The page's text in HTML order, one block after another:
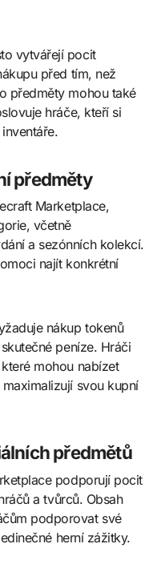
vytvářejí pocit
před tím, než
předměty mohou také
hráče, kteří si
předměty
Marketplace,
včetně
a sezónních kolekcí.
najít konkrétní
nákup tokenů
peníze. Hráči
mohou nabízet
svou kupní
předmětů
podporují pocit
a tvůrců. Obsah
podporovat své
herní zážitky.